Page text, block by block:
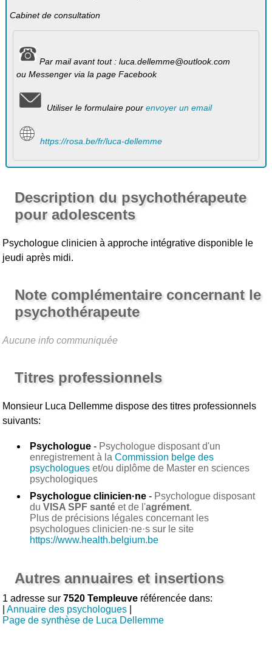
Cabinet de consultation
Par mail avant tout : luca.dellemme@outlook.com
ou Messenger via la page Facebook
Utiliser le formulaire pour envoyer un email
https://rosa.be/fr/luca-dellemme
Description du psychothérapeute
pour adolescents
Psychologue clinicien à approche intégrative disponible le
jeudi après midi.
Note complémentaire concernant le
psychothérapeute
Aucune info communiquée
Titres professionnels
Monsieur Luca Dellemme dispose des titres professionnels
suivants:
Psychologue - Psychologue disposant d'un
enregistrement à laCommission belge des
psychologues et/ou diplôme de Master en sciences
psychologiques
Psychologue clinicien·ne - Psychologue disposant
duVISA SPF santé et de l'agrément.
Plus de précisions légales concernant les
psychologues clinicien·ne·s sur le site
https://www.health.belgium.be
Autres annuaires et insertions
1 adresse sur7520 Templeuve référencée dans:
|Annuaire des psychologues
Page de synthèse de Luca Dellemme